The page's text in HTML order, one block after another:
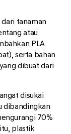
tanaman
atau
PLA
serta bahan
dibuat dari
disukai
dibandingkan
70%
plastik